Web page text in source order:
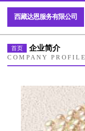
西藏达恩服务有限公司
首页 企业简介
COMPANY PROFILE